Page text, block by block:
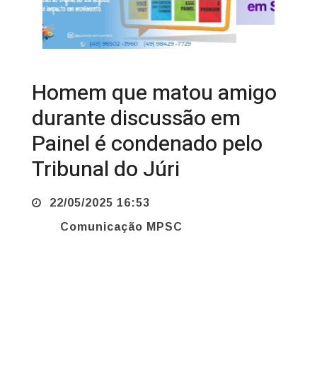
durante discussão em
Painel é condenado pelo
Tribunal do Júri
22/05/2025 16:53
Comunicação MPSC